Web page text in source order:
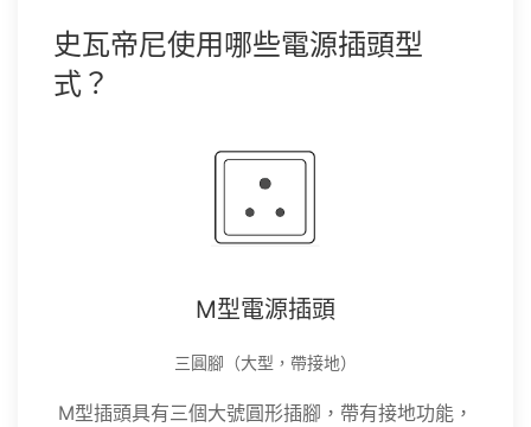
史瓦帝尼使用哪些電源插頭型
式？
M型電源插頭
三圓腳（大型，帶接地）
M型插頭具有三個大號圓形插腳，帶有接地功能，